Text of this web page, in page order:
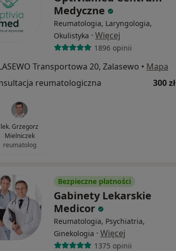
Medyczne
Reumatologia, Laryngologia,
Okulistyka · Więcej
1896 opinii
Transportowa 20, Zalasewo • Mapa
reumatologiczna
300 zł
lek. Grzegorz
Mielniczek
reumatolog
Bezpieczne płatności
Gabinety Lekarskie
Medicor
Reumatologia, Psychiatria,
Ginekologia · Więcej
1375 opinii